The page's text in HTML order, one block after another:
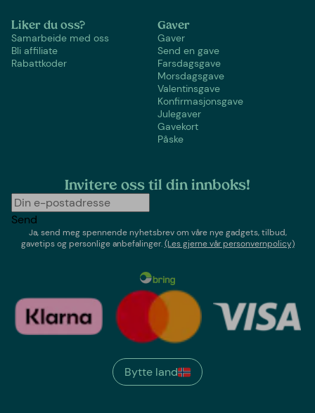
Liker du oss?
Samarbeide med oss
Bli affiliate
Rabattkoder
Gaver
Gaver
Send en gave
Farsdagsgave
Morsdagsgave
Valentinsgave
Konfirmasjonsgave
Julegaver
Gavekort
Påske
Invitere oss til din innboks!
Send
Ja, send meg spennende nyhetsbrev om våre nye gadgets, tilbud,
gavetips og personlige anbefalinger.(Les gjerne vår personvernpolicy)
Bytte land